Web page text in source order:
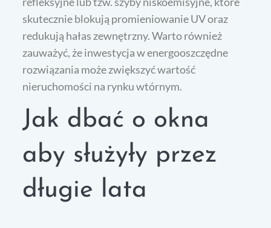
skutecznie blokują promieniowanie UV oraz
redukują hałas zewnętrzny. Warto również
zauważyć, że inwestycja w energooszczędne
rozwiązania może zwiększyć wartość
nieruchomości na rynku wtórnym.
Jak dbać o okna
aby służyły przez
długie lata